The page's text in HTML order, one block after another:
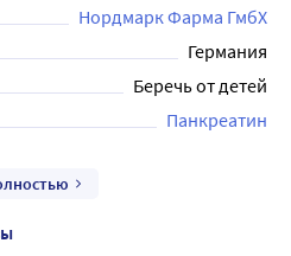
который
пищеварительных ферментов.
а также ускоряет
и дозировка препарата
побочные эффекты,
Нордмарк Фарма ГмбХ
Германия
Беречь от детей
Панкреатин